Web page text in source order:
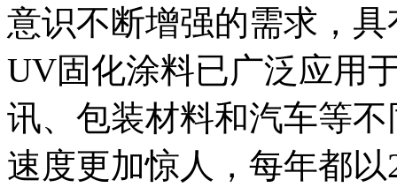
意识不断增强的需求，
UV固化涂料已广泛应用
讯、包装材料和汽车等
速度更加惊人，每年都